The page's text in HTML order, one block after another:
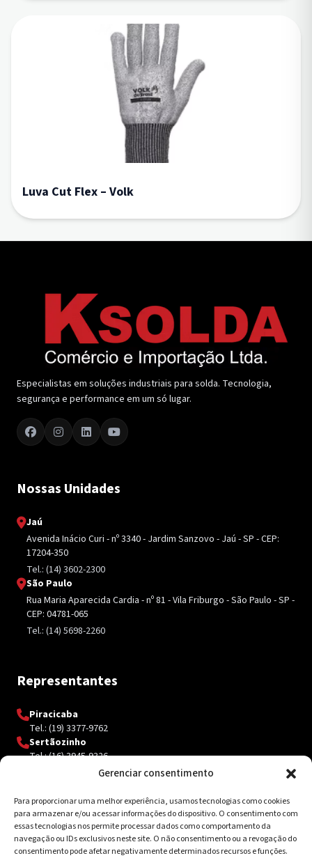
Gerenciar consentimento
Para proporcionar uma melhor experiência, usamos tecnologias como cookies
para armazenar e/ou acessar informações do dispositivo. O consentimento com
essas tecnologias nos permite processar dados como comportamento da
navegação ou IDs exclusivos neste site. O não consentimento ou a revogação do
consentimento pode afetar negativamente determinados recursos e funções.
Luva Cut Flex – Volk
Especialistas em soluções industriais para solda. Tecnologia,
segurança e performance em um só lugar.
Nossas Unidades
Jaú
Avenida Inácio Curi - nº 3340 - Jardim Sanzovo - Jaú - SP - CEP:
17204-350
Tel.: (14) 3602-2300
São Paulo
Rua Maria Aparecida Cardia - nº 81 - Vila Friburgo - São Paulo - SP -
CEP: 04781-065
Tel.: (14) 5698-2260
Representantes
Piracicaba
Tel.: (19) 3377-9762
Sertãozinho
Tel.: (16) 3945-9326
Contato
Av. Inácio Curi, 3340 Jardim Sanzovo CEP: 17.204-350
(14) 98159-0142